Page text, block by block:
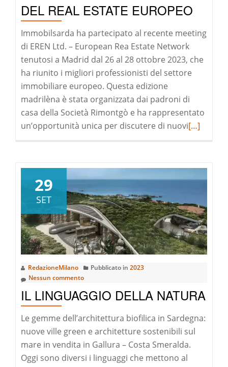
DEL REAL ESTATE EUROPEO
Immobilsarda ha partecipato al recente meeting
di EREN Ltd. – European Rea Estate Network
tenutosi a Madrid dal 26 al 28 ottobre 2023, che
ha riunito i migliori professionisti del settore
immobiliare europeo. Questa edizione
madrilèna è stata organizzata dai padroni di
casa della Società Rimontgò e ha rappresentato
un’opportunità unica per discutere di nuoviLeggi
riguardoIl
EREN
a
Madrid:
le
Real
Europeo
[…]
29
SET
RedazioneMilano Pubblicato in 2023
Nessun commento
IL LINGUAGGIO DELLA NATURA
Le gemme dell’architettura biofilica in Sardegna:
nuove ville green e architetture sostenibili sul
mare in vendita in Gallura – Costa Smeralda.
Oggi sono diversi i linguaggi che mettono al